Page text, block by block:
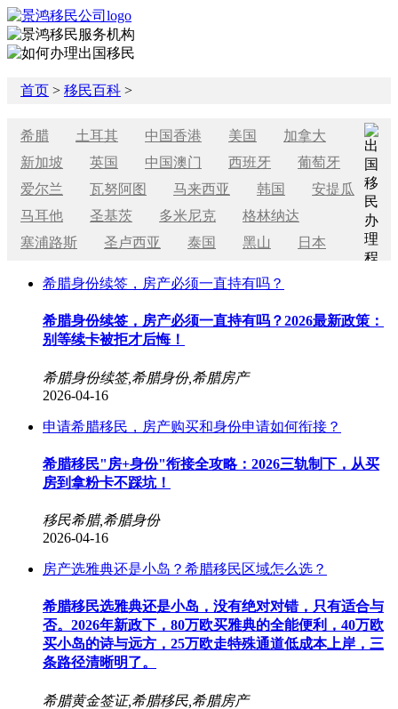
首页 > 移民百科 >
希腊 土耳其 中国香港 美国
加拿大
新加坡
英国 中国澳门 西班牙
葡萄牙
爱尔兰
瓦努阿图 马来西亚 韩国
安提瓜
马耳他
圣基茨 多米尼克
格林纳达
塞浦路斯
圣卢西亚 泰国 黑山 日本
希腊身份续签，房产必须一直持有吗？
希腊身份续签，房产必须一直持有吗？2026最新政策：
别等续卡被拒才后悔！
希腊身份续签,希腊身份,希腊房产
2026-04-16
申请希腊移民，房产购买和身份申请如何衔接？
希腊移民"房+身份"衔接全攻略：2026三轨制下，从买
房到拿粉卡不踩坑！
移民希腊,希腊身份
2026-04-16
房产选雅典还是小岛？希腊移民区域怎么选？
希腊移民选雅典还是小岛，没有绝对对错，只有适合与
否。2026年新政下，80万欧买雅典的全能便利，40万欧
买小岛的诗与远方，25万欧走特殊通道低成本上岸，三
条路径清晰明了。
希腊黄金签证,希腊移民,希腊房产